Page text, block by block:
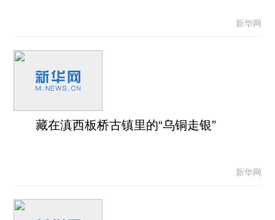
新华网
藏在滇西板桥古镇里的“乌铜走银”
新华网